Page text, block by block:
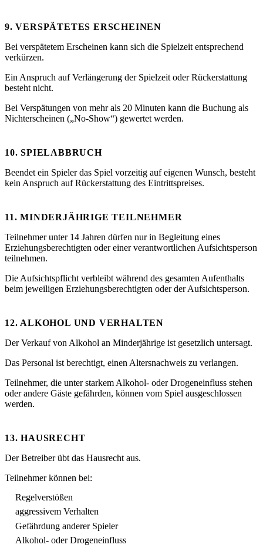
9. VERSPÄTETES ERSCHEINEN
Bei verspätetem Erscheinen kann sich die Spielzeit entsprechend
verkürzen.
Ein Anspruch auf Verlängerung der Spielzeit oder Rückerstattung
besteht nicht.
Bei Verspätungen von mehr als 20 Minuten kann die Buchung als
Nichterscheinen („No-Show“) gewertet werden.
10. SPIELABBRUCH
Beendet ein Spieler das Spiel vorzeitig auf eigenen Wunsch, besteht
kein Anspruch auf Rückerstattung des Eintrittspreises.
11. MINDERJÄHRIGE TEILNEHMER
Teilnehmer unter 14 Jahren dürfen nur in Begleitung eines
Erziehungsberechtigten oder einer verantwortlichen Aufsichtsperson
teilnehmen.
Die Aufsichtspflicht verbleibt während des gesamten Aufenthalts
beim jeweiligen Erziehungsberechtigten oder der Aufsichtsperson.
12. ALKOHOL UND VERHALTEN
Der Verkauf von Alkohol an Minderjährige ist gesetzlich untersagt.
Das Personal ist berechtigt, einen Altersnachweis zu verlangen.
Teilnehmer, die unter starkem Alkohol- oder Drogeneinfluss stehen
oder andere Gäste gefährden, können vom Spiel ausgeschlossen
werden.
13. HAUSRECHT
Der Betreiber übt das Hausrecht aus.
Teilnehmer können bei:
Regelverstößen
aggressivem Verhalten
Gefährdung anderer Spieler
Alkohol- oder Drogeneinfluss